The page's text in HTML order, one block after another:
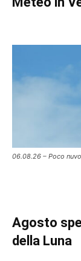
06.08.26 – Poco
Agosto
della Luna